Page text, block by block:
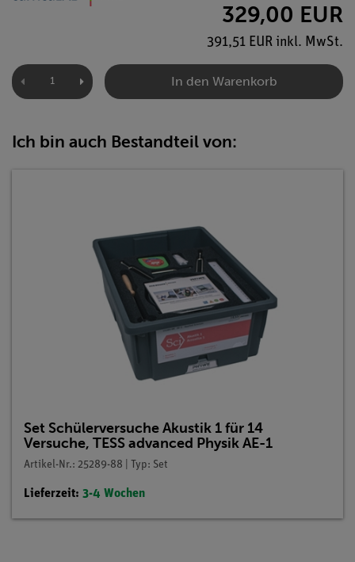
329,00 EUR
391,51 EUR inkl. MwSt.
In den Warenkorb
Ich bin auch Bestandteil von:
Set Schülerversuche Akustik 1 für 14
Versuche, TESS advanced Physik AE-1
Artikel-Nr.: 25289-88 | Typ: Set
Lieferzeit: 3-4 Wochen